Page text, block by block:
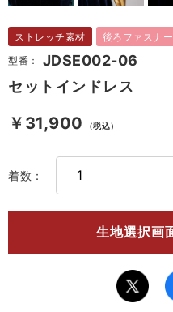
ストレッチ素材
後ろファスナー
型番：
JDSE002-06
セットインドレス
￥31,900 （税込）
着数：